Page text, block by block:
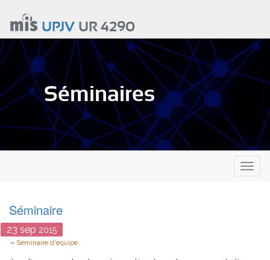
contenu
principal
UPJVUR 4290
Séminaires
Séminaire
23 sep 2015
Type
Séminaire d'équipe